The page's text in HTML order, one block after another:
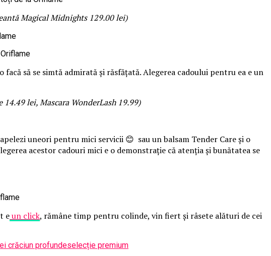
Magical Midnights 129.00 lei)
să se simtă admirată și răsfățată. Alegerea cadoului pentru ea e un
lei, Mascara WonderLash 19.99)
uneori pentru mici servicii 😊 sau un balsam Tender Care și o
acestor cadouri mici e o demonstrație că atenția și bunătatea se
eun click, rămâne timp pentru colinde, vin fiert și râsete alături de cei
crăciun profundeselecție premium